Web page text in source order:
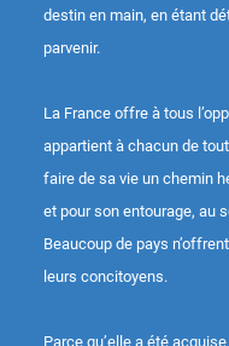
destin en main, en étant
parvenir.
La France offre à tous
appartient à chacun de
faire de sa vie un chemin
et pour son entourage, au
Beaucoup de pays
leurs concitoyens.
Parce qu’elle a été